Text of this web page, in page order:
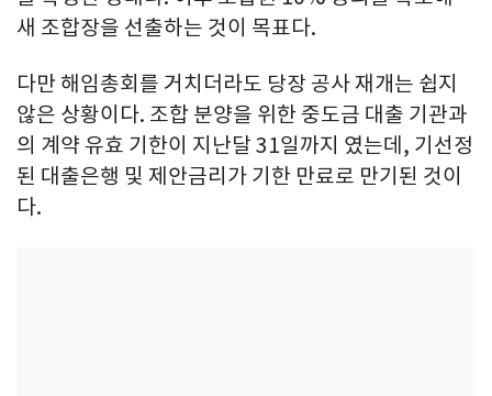
새 조합장을 선출하는 것이 목표다.
다만 해임총회를 거치더라도 당장 공사 재개는 쉽지
않은 상황이다. 조합 분양을 위한 중도금 대출 기관과
의 계약 유효 기한이 지난달 31일까지 였는데, 기선정
된 대출은행 및 제안금리가 기한 만료로 만기된 것이
다.